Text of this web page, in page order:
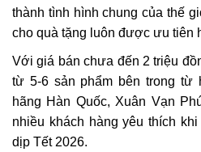
thành tình hình chung của thế
cho quà tặng luôn được ưu tiên
Với giá bán chưa đến 2 triệu
từ 5-6 sản phẩm bên trong từ
hãng Hàn Quốc, Xuân Vạn
nhiều khách hàng yêu thích
dịp Tết 2026.